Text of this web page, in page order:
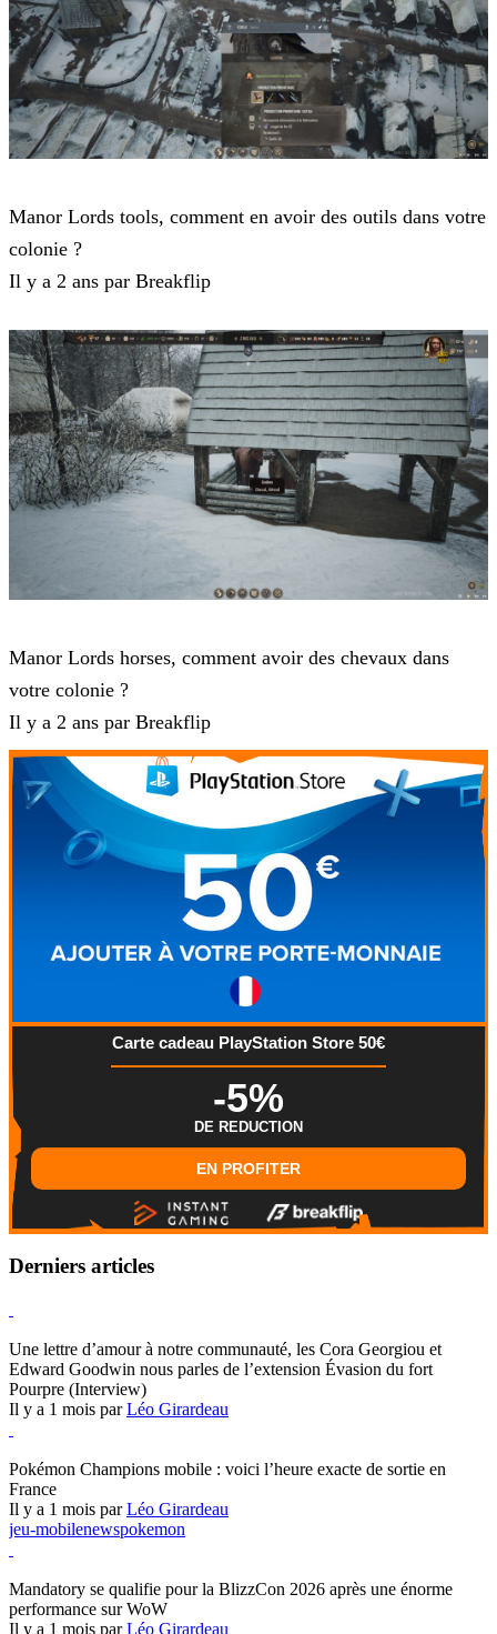
Manor Lords tools, comment en avoir des outils dans votre
colonie ?
Il y a 2 ans par Breakflip
Manor Lords horses, comment avoir des chevaux dans
votre colonie ?
Il y a 2 ans par Breakflip
Carte cadeau PlayStation Store 50€
-5%
DE REDUCTION
EN PROFITER
Derniers articles
Une lettre d’amour à notre communauté, les Cora Georgiou et
Edward Goodwin nous parles de l’extension Évasion du fort
Pourpre (Interview)
Il y a 1 mois parLéo Girardeau
Pokémon Champions mobile : voici l’heure exacte de sortie en
France
Il y a 1 mois parLéo Girardeau
jeu-mobilenewspokemon
Mandatory se qualifie pour la BlizzCon 2026 après une énorme
performance sur WoW
Il y a 1 mois parLéo Girardeau